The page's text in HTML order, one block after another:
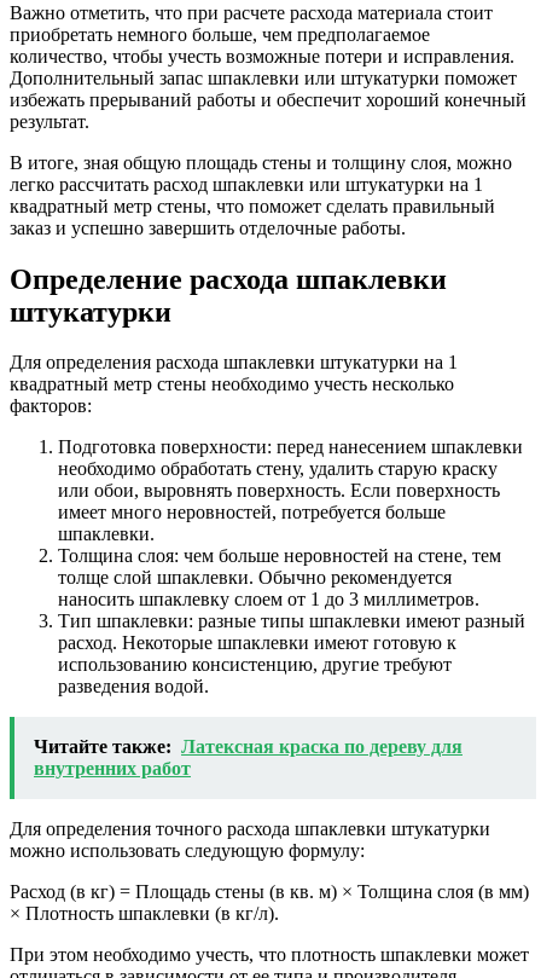
Важно отметить, что при расчете расхода материала стоит
приобретать немного больше, чем предполагаемое
количество, чтобы учесть возможные потери и исправления.
Дополнительный запас шпаклевки или штукатурки поможет
избежать прерываний работы и обеспечит хороший конечный
результат.
В итоге, зная общую площадь стены и толщину слоя, можно
легко рассчитать расход шпаклевки или штукатурки на 1
квадратный метр стены, что поможет сделать правильный
заказ и успешно завершить отделочные работы.
Определение расхода шпаклевки
штукатурки
Для определения расхода шпаклевки штукатурки на 1
квадратный метр стены необходимо учесть несколько
факторов:
Подготовка поверхности: перед нанесением шпаклевки
необходимо обработать стену, удалить старую краску
или обои, выровнять поверхность. Если поверхность
имеет много неровностей, потребуется больше
шпаклевки.
Толщина слоя: чем больше неровностей на стене, тем
толще слой шпаклевки. Обычно рекомендуется
наносить шпаклевку слоем от 1 до 3 миллиметров.
Тип шпаклевки: разные типы шпаклевки имеют разный
расход. Некоторые шпаклевки имеют готовую к
использованию консистенцию, другие требуют
разведения водой.
Читайте также: Латексная краска по дереву для
внутренних работ
Для определения точного расхода шпаклевки штукатурки
можно использовать следующую формулу:
Расход (в кг) = Площадь стены (в кв. м) × Толщина слоя (в мм)
× Плотность шпаклевки (в кг/л).
При этом необходимо учесть, что плотность шпаклевки может